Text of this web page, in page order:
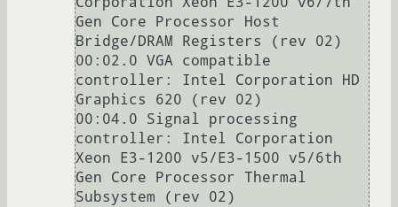
Gen Core Processor Host
Bridge/DRAM Registers (rev 02)
00:02.0 VGA compatible
controller: Intel Corporation HD
Graphics 620 (rev 02)
00:04.0 Signal processing
controller: Intel Corporation
Xeon E3-1200 v5/E3-1500 v5/6th
Gen Core Processor Thermal
Subsystem (rev 02)